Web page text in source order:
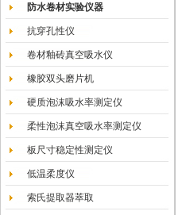
防水卷材实验仪器
抗穿孔性仪
卷材釉砖真空吸水仪
橡胶双头磨片机
硬质泡沫吸水率测定仪
柔性泡沫真空吸水率测定仪
板尺寸稳定性测定仪
低温柔度仪
索氏提取器萃取